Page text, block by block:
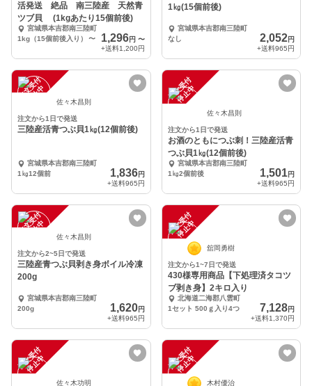
活発送 絶品 南三陸産 天然青
ツブ貝 (1kgあたり15個前後)
宮城県本吉郡南三陸町
1kg（15個前後入り）
〜 1,296円 〜
+送料1,200円
1㎏(15個前後)
宮城県本吉郡南三陸町
なし
2,052円
+送料965円
注
文
受
付
停
止
中 佐々木昌則
注文から1日で発送
三陸産活青つぶ貝1㎏(12個前後)
宮城県本吉郡南三陸町
1㎏12個前
1,836円
+送料965円
注
文
受
付
停
止
中
佐々木昌則
注文から1日で発送
お酒のともにつぶ刺！三陸産活青
つぶ貝1㎏(12個前後)
宮城県本吉郡南三陸町
1㎏2個前後
1,501円
+送料965円
注
文
受
付
停
止
中 佐々木昌則
注文から2~5日で発送
三陸産青つぶ貝剥き身ボイル冷凍
200g
宮城県本吉郡南三陸町
200g
1,620円
+送料965円
注
文
受
付
停
止
中
舘岡勇樹
注文から1~7日で発送
430様専用商品【下処理済タコツ
ブ剥き身】2キロ入り
北海道二海郡八雲町
1セット 500ｇ入り4つ
7,128円
+送料1,370円
注
文
受
付
停
止
中
佐々木功明
注
文
受
付
停
止
中
木村優治